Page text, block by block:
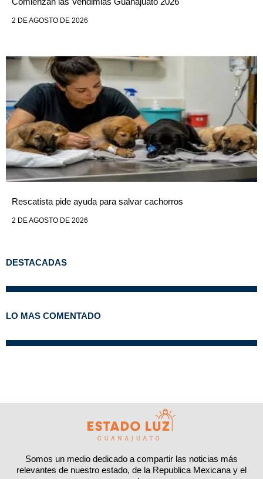
2 DE AGOSTO DE 2026
Rescatista pide ayuda para salvar cachorros
2 DE AGOSTO DE 2026
DESTACADAS
LO MAS COMENTADO
Somos un medio dedicado a compartir las noticias más
relevantes de nuestro estado, de la Republica Mexicana y el